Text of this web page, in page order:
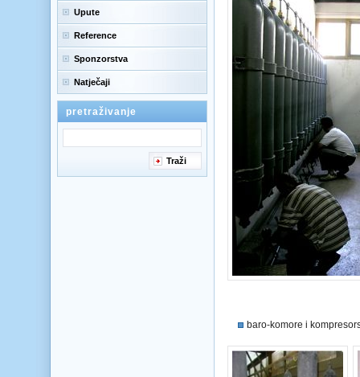
Upute
Reference
Sponzorstva
Natječaji
pretraživanje
Traži
baro-komore i